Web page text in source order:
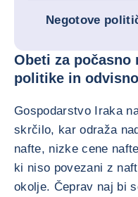
Negotove
Obeti za počasno
politike in
Gospodarstvo Iraka
skrčilo, kar odraža
nafte, nizke cene
ki niso povezani z
okolje. Čeprav naj bi